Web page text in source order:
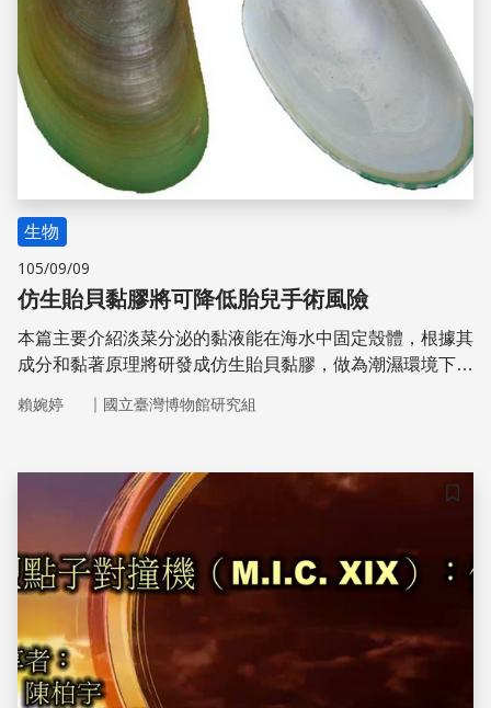
生物
105/09/09
仿生貽貝黏膠將可降低胎兒手術風險
本篇主要介紹淡菜分泌的黏液能在海水中固定殼體，根據其
成分和黏著原理將研發成仿生貽貝黏膠，做為潮濕環境下的
止手術導致的胎膜早破症
賴婉婷 ｜ 國立臺灣博物館研究組
儲存